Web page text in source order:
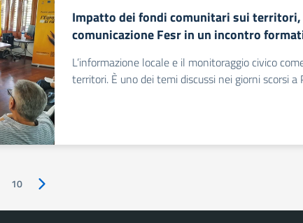
Impatto dei fondi comunitari sui
comunicazione Fesr in un incontro
L’informazione locale e il monitoraggio civico
territori. È uno dei temi discussi nei giorni scorsi
10 Pagina successiva